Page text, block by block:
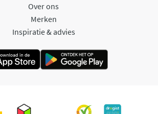
Over ons
Merken
Inspiratie & advies